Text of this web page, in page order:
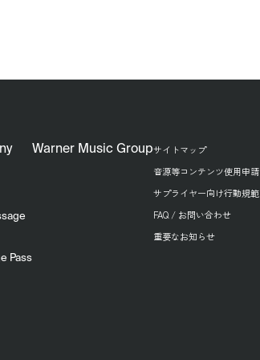
Pass
Warner Music Groupサイトマップ
音源等コンテンツ使用申請
サプライヤー向け行動規範
FAQ / お問い合わせ
重要なお知らせ